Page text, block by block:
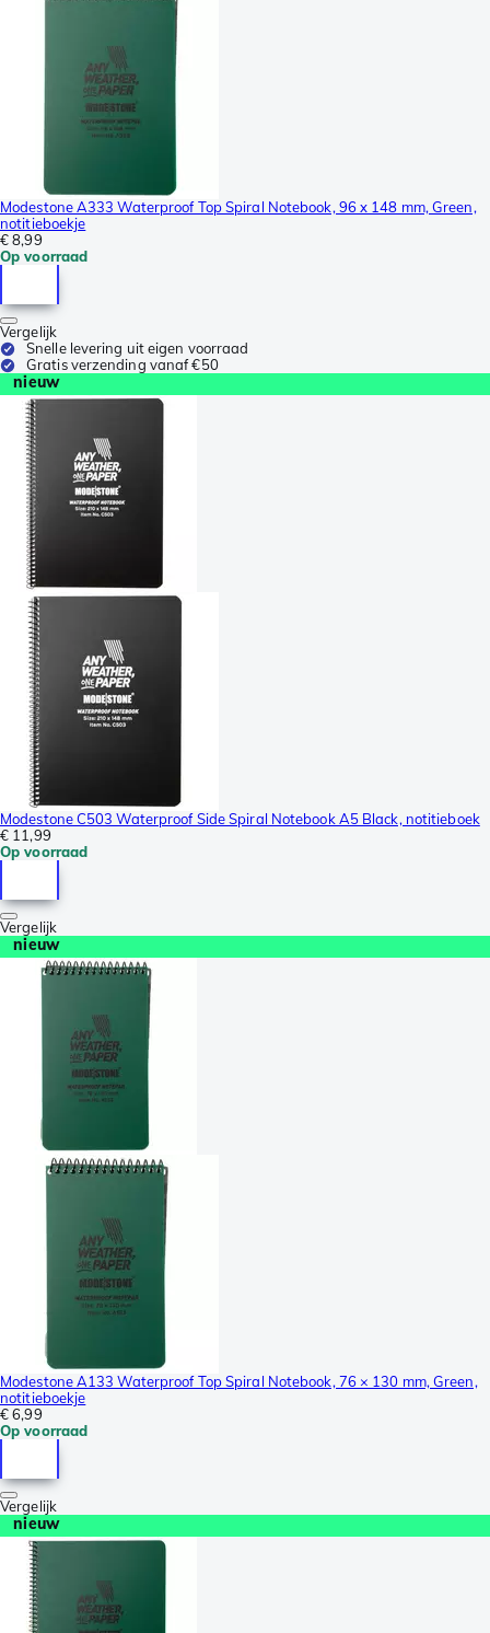
Modestone A333 Waterproof Top Spiral Notebook, 96 x 148 mm, Green,
notitieboekje
€ 8,99
Op voorraad
Vergelijk
Snelle levering uit eigen voorraad
Gratis verzending vanaf €50
nieuw
Modestone C503 Waterproof Side Spiral Notebook A5 Black, notitieboek
€ 11,99
Op voorraad
Vergelijk
nieuw
Modestone A133 Waterproof Top Spiral Notebook, 76 × 130 mm, Green,
notitieboekje
€ 6,99
Op voorraad
Vergelijk
nieuw